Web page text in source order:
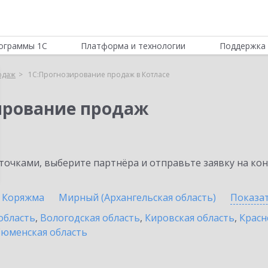
1С Платформа и технологии Поддержка
1С:Прогнозирование продаж в Котласе
продаж
выберите партнёра и отправьте заявку на
Коряжма Мирный (Архангельская область)
, Вологодская область, Кировская область,
область